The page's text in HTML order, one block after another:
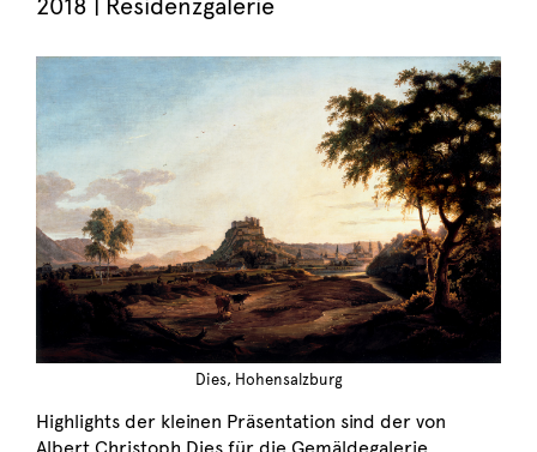
2018 | Residenzgalerie
Dies, Hohensalzburg
Highlights der kleinen Präsentation sind der von